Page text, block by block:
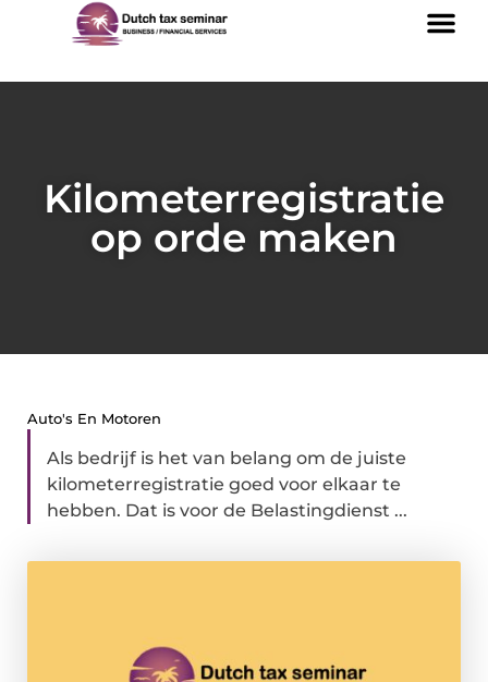
Kilometerregistratie
op orde maken
Auto's En Motoren
Als bedrijf is het van belang om de juiste
kilometerregistratie goed voor elkaar te
hebben. Dat is voor de Belastingdienst ...